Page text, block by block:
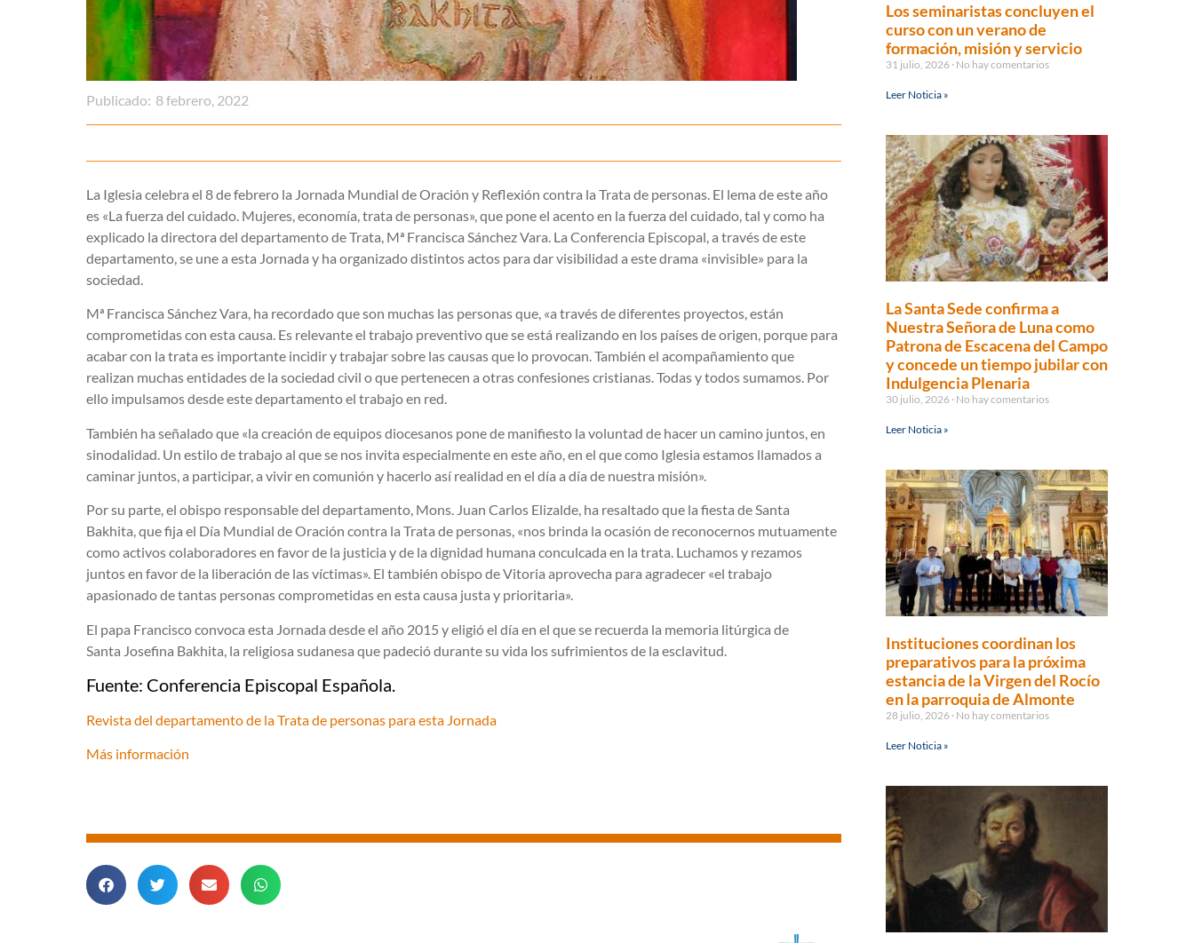
Publicado: 8 febrero, 2022
La Iglesia celebra el 8 de febrero la Jornada Mundial de Oración y Reflexión contra la Trata de personas. El lema de este año
es «La fuerza del cuidado. Mujeres, economía, trata de personas», que pone el acento en la fuerza del cuidado, tal y como ha
explicado la directora del departamento de Trata, Mª Francisca Sánchez Vara. La Conferencia Episcopal, a través de este
departamento, se une a esta Jornada y ha organizado distintos actos para dar visibilidad a este drama «invisible» para la
sociedad.
Mª Francisca Sánchez Vara, ha recordado que son muchas las personas que, «a través de diferentes proyectos, están
comprometidas con esta causa. Es relevante el trabajo preventivo que se está realizando en los países de origen, porque para
acabar con la trata es importante incidir y trabajar sobre las causas que lo provocan. También el acompañamiento que
realizan muchas entidades de la sociedad civil o que pertenecen a otras confesiones cristianas. Todas y todos sumamos. Por
ello impulsamos desde este departamento el trabajo en red.
También ha señalado que «la creación de equipos diocesanos pone de manifiesto la voluntad de hacer un camino juntos, en
sinodalidad. Un estilo de trabajo al que se nos invita especialmente en este año, en el que como Iglesia estamos llamados a
caminar juntos, a participar, a vivir en comunión y hacerlo así realidad en el día a día de nuestra misión».
Por su parte, el obispo responsable del departamento, Mons. Juan Carlos Elizalde, ha resaltado que la fiesta de Santa
Bakhita, que fija el Día Mundial de Oración contra la Trata de personas, «nos brinda la ocasión de reconocernos mutuamente
como activos colaboradores en favor de la justicia y de la dignidad humana conculcada en la trata. Luchamos y rezamos
juntos en favor de la liberación de las víctimas». El también obispo de Vitoria aprovecha para agradecer «el trabajo
apasionado de tantas personas comprometidas en esta causa justa y prioritaria».
El papa Francisco convoca esta Jornada desde el año 2015 y eligió el día en el que se recuerda la memoria litúrgica de
Santa Josefina Bakhita, la religiosa sudanesa que padeció durante su vida los sufrimientos de la esclavitud.
Fuente: Conferencia Episcopal Española.
Revista del departamento de la Trata de personas para esta Jornada
Más información
Los seminaristas concluyen el
curso con un verano de
formación, misión y servicio
31 julio, 2026 No hay comentarios
Leer Noticia »
La Santa Sede confirma a
Nuestra Señora de Luna como
Patrona de Escacena del Campo
y concede un tiempo jubilar con
Indulgencia Plenaria
30 julio, 2026 No hay comentarios
Leer Noticia »
Instituciones coordinan los
preparativos para la próxima
estancia de la Virgen del Rocío
en la parroquia de Almonte
28 julio, 2026 No hay comentarios
Leer Noticia »